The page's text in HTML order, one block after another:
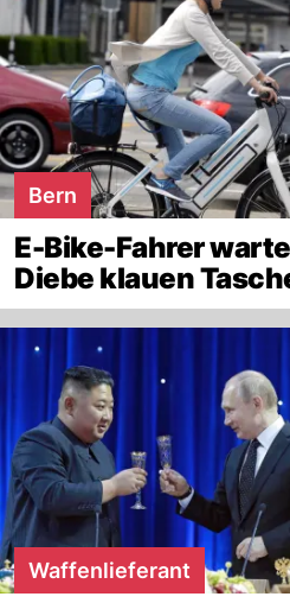
Bern
E-Bike-Fahrer
Diebe klauen
Waffenlieferant